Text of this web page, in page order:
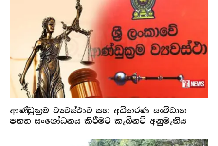
ආණ්ඩුක්‍රම ව්‍යවස්ථාව සහ අධිකරණ සංවිධාන
පනත සංශෝධනය කිරීමට කැබිනට් අනුමැතිය